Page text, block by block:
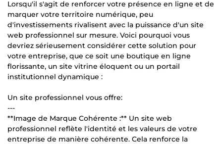
Lorsqu'il s'agit de renforcer votre présence en ligne et de
marquer votre territoire numérique, peu
d'investissements rivalisent avec la puissance d'un site
web professionnel sur mesure. Voici pourquoi vous
devriez sérieusement considérer cette solution pour
votre entreprise, que ce soit une boutique en ligne
florissante, un site vitrine éloquent ou un portail
institutionnel dynamique :
Un site professionnel vous offre:
---
**Image de Marque Cohérente :** Un site web
professionnel reflète l'identité et les valeurs de votre
entreprise de manière cohérente. Cela renforce la